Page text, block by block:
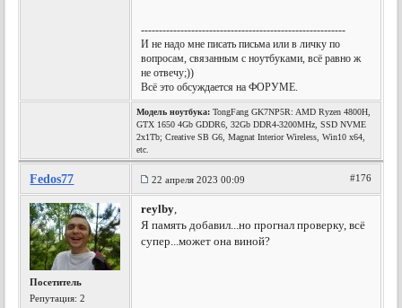
---------------------------------------------------------
И не надо мне писать письма или в личку по
вопросам, связанным с ноутбуками, всё равно ж
не отвечу;))
Всё это обсуждается на ФОРУМЕ.
Модель ноутбука: TongFang GK7NP5R: AMD Ryzen 4800H,
GTX 1650 4Gb GDDR6, 32Gb DDR4-3200MHz, SSD NVME
2x1Tb; Creative SB G6, Magnat Interior Wireless, Win10 x64,
etc.
Fedos77 22 апреля 2023 00:09 #176
Посетитель
Репутация:2
reylby,
Я память добавил...но прогнал проверку, всё
супер...может она виной?